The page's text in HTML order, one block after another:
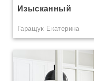
Изысканный
Гаращук Екатерина